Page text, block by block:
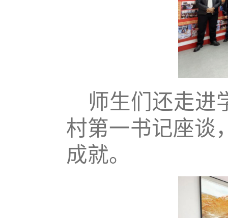
师生们还走进
村第一书记座谈
成就。